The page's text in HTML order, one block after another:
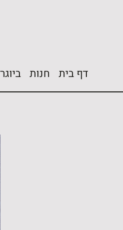
דף בית חנות